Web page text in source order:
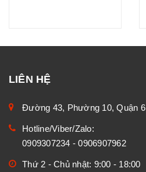
LIÊN HỆ
Đường 43, Phường 10, Quận 6
Hotline/Viber/Zalo:
0909307234 -0906907962
Thứ 2 - Chủ nhật: 9:00 - 18:00